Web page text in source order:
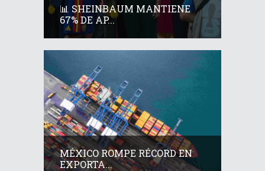
📊 SHEINBAUM MANTIENE
67% DE AP...
MÉXICO ROMPE RÉCORD EN
EXPORTA...